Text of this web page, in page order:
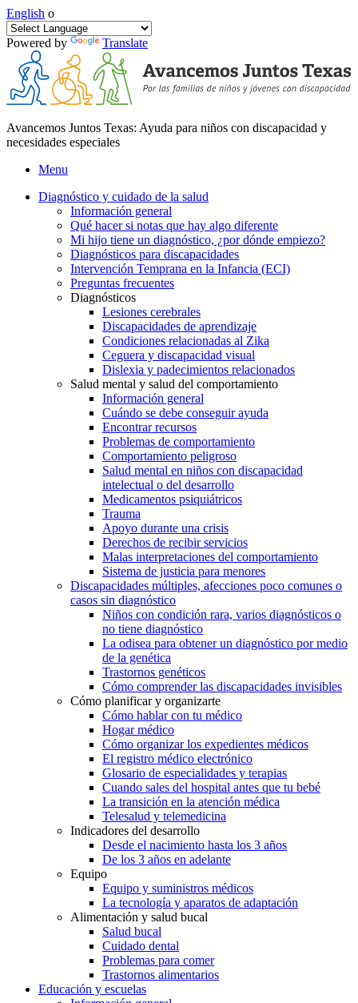
English o
Powered by Translate
Avancemos Juntos Texas: Ayuda para niños con discapacidad y
necesidades especiales
Menu
Diagnóstico y cuidado de la salud
Información general
Qué hacer si notas que hay algo diferente
Mi hijo tiene un diagnóstico, ¿por dónde empiezo?
Diagnósticos para discapacidades
Intervención Temprana en la Infancia (ECI)
Preguntas frecuentes
Diagnósticos
Lesiones cerebrales
Discapacidades de aprendizaje
Condiciones relacionadas al Zika
Ceguera y discapacidad visual
Dislexia y padecimientos relacionados
Salud mental y salud del comportamiento
Información general
Cuándo se debe conseguir ayuda
Encontrar recursos
Problemas de comportamiento
Comportamiento peligroso
Salud mental en niños con discapacidad
intelectual o del desarrollo
Medicamentos psiquiátricos
Trauma
Apoyo durante una crisis
Derechos de recibir servicios
Malas interpretaciones del comportamiento
Sistema de justicia para menores
Discapacidades múltiples, afecciones poco comunes o
casos sin diagnóstico
Niños con condición rara, varios diagnósticos o
no tiene diagnóstico
La odisea para obtener un diagnóstico por medio
de la genética
Trastornos genéticos
Cómo comprender las discapacidades invisibles
Cómo planificar y organizarte
Cómo hablar con tu médico
Hogar médico
Cómo organizar los expedientes médicos
El registro médico electrónico
Glosario de especialidades y terapias
Cuando sales del hospital antes que tu bebé
La transición en la atención médica
Telesalud y telemedicina
Indicadores del desarrollo
Desde el nacimiento hasta los 3 años
De los 3 años en adelante
Equipo
Equipo y suministros médicos
La tecnología y aparatos de adaptación
Alimentación y salud bucal
Salud bucal
Cuidado dental
Problemas para comer
Trastornos alimentarios
Educación y escuelas